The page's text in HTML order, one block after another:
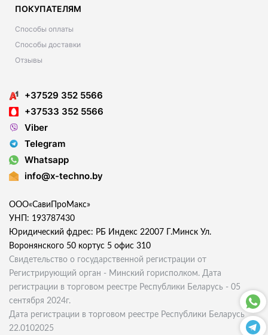
ПОКУПАТЕЛЯМ
Способы оплаты
Способы доставки
Отзывы
+37529 352 5566
+37533 352 5566
Viber
Telegram
Whatsapp
info@x-techno.by
ООО«СавиПроМакс»
УНП: 193787430
Юридический фдрес: РБ Индекс 22007 Г.Минск Ул.
Воронянского 50 кортус 5 офис 310
Свидетельство о государственной регистрации от
Регистрирующий орган - Минский горисполком. Дата
регистрации в торговом реестре Республики Беларусь - 05
сентября 2024г.
Дата регистрации в торговом реестре Республики Беларусь
22.0102025